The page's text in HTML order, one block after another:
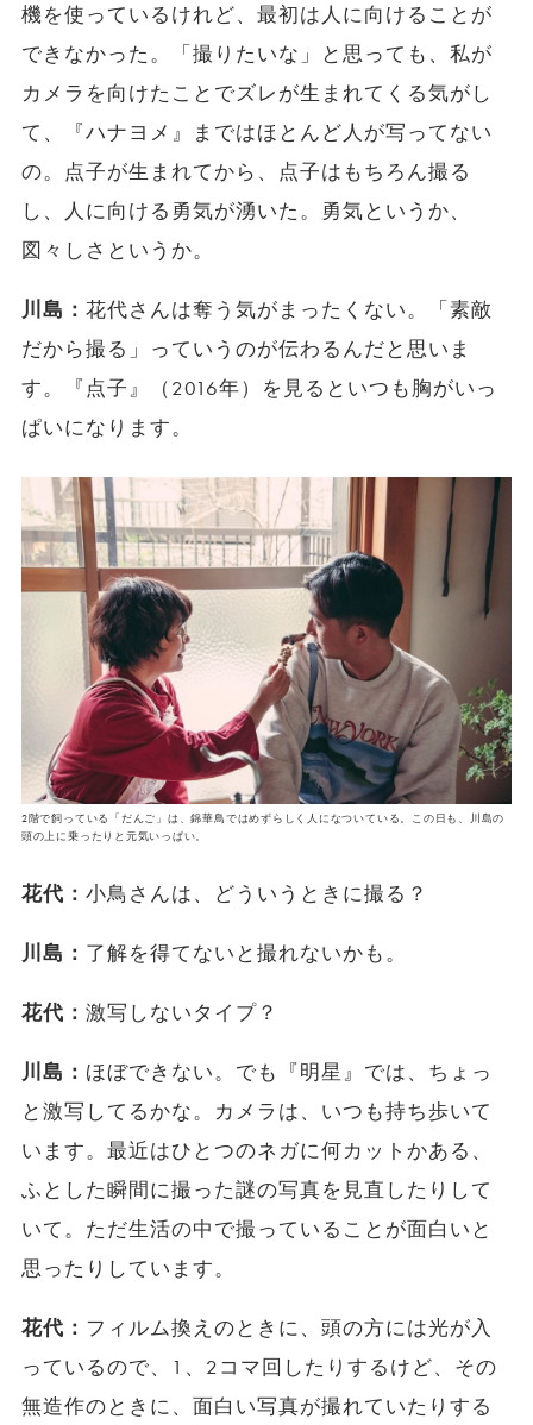
機を使っているけれど、最初は人に向けることが
できなかった。「撮りたいな」と思っても、私が
カメラを向けたことでズレが生まれてくる気がし
て、『ハナヨメ』まではほとんど人が写ってない
の。点子が生まれてから、点子はもちろん撮る
し、人に向ける勇気が湧いた。勇気というか、
図々しさというか。
川島： 花代さんは奪う気がまったくない。「素敵
だから撮る」っていうのが伝わるんだと思いま
す。『点子』（2016年）を見るといつも胸がいっ
ぱいになります。
2階で飼っている「だんご」は、錦華鳥ではめずらしく人になついている。この日も、川島の
頭の上に乗ったりと元気いっぱい。
花代： 小鳥さんは、どういうときに撮る？
川島： 了解を得てないと撮れないかも。
花代： 激写しないタイプ？
川島： ほぼできない。でも『明星』では、ちょっ
と激写してるかな。カメラは、いつも持ち歩いて
います。最近はひとつのネガに何カットかある、
ふとした瞬間に撮った謎の写真を見直したりして
いて。ただ生活の中で撮っていることが面白いと
思ったりしています。
花代： フィルム換えのときに、頭の方には光が入
っているので、1、2コマ回したりするけど、その
無造作のときに、面白い写真が撮れていたりする